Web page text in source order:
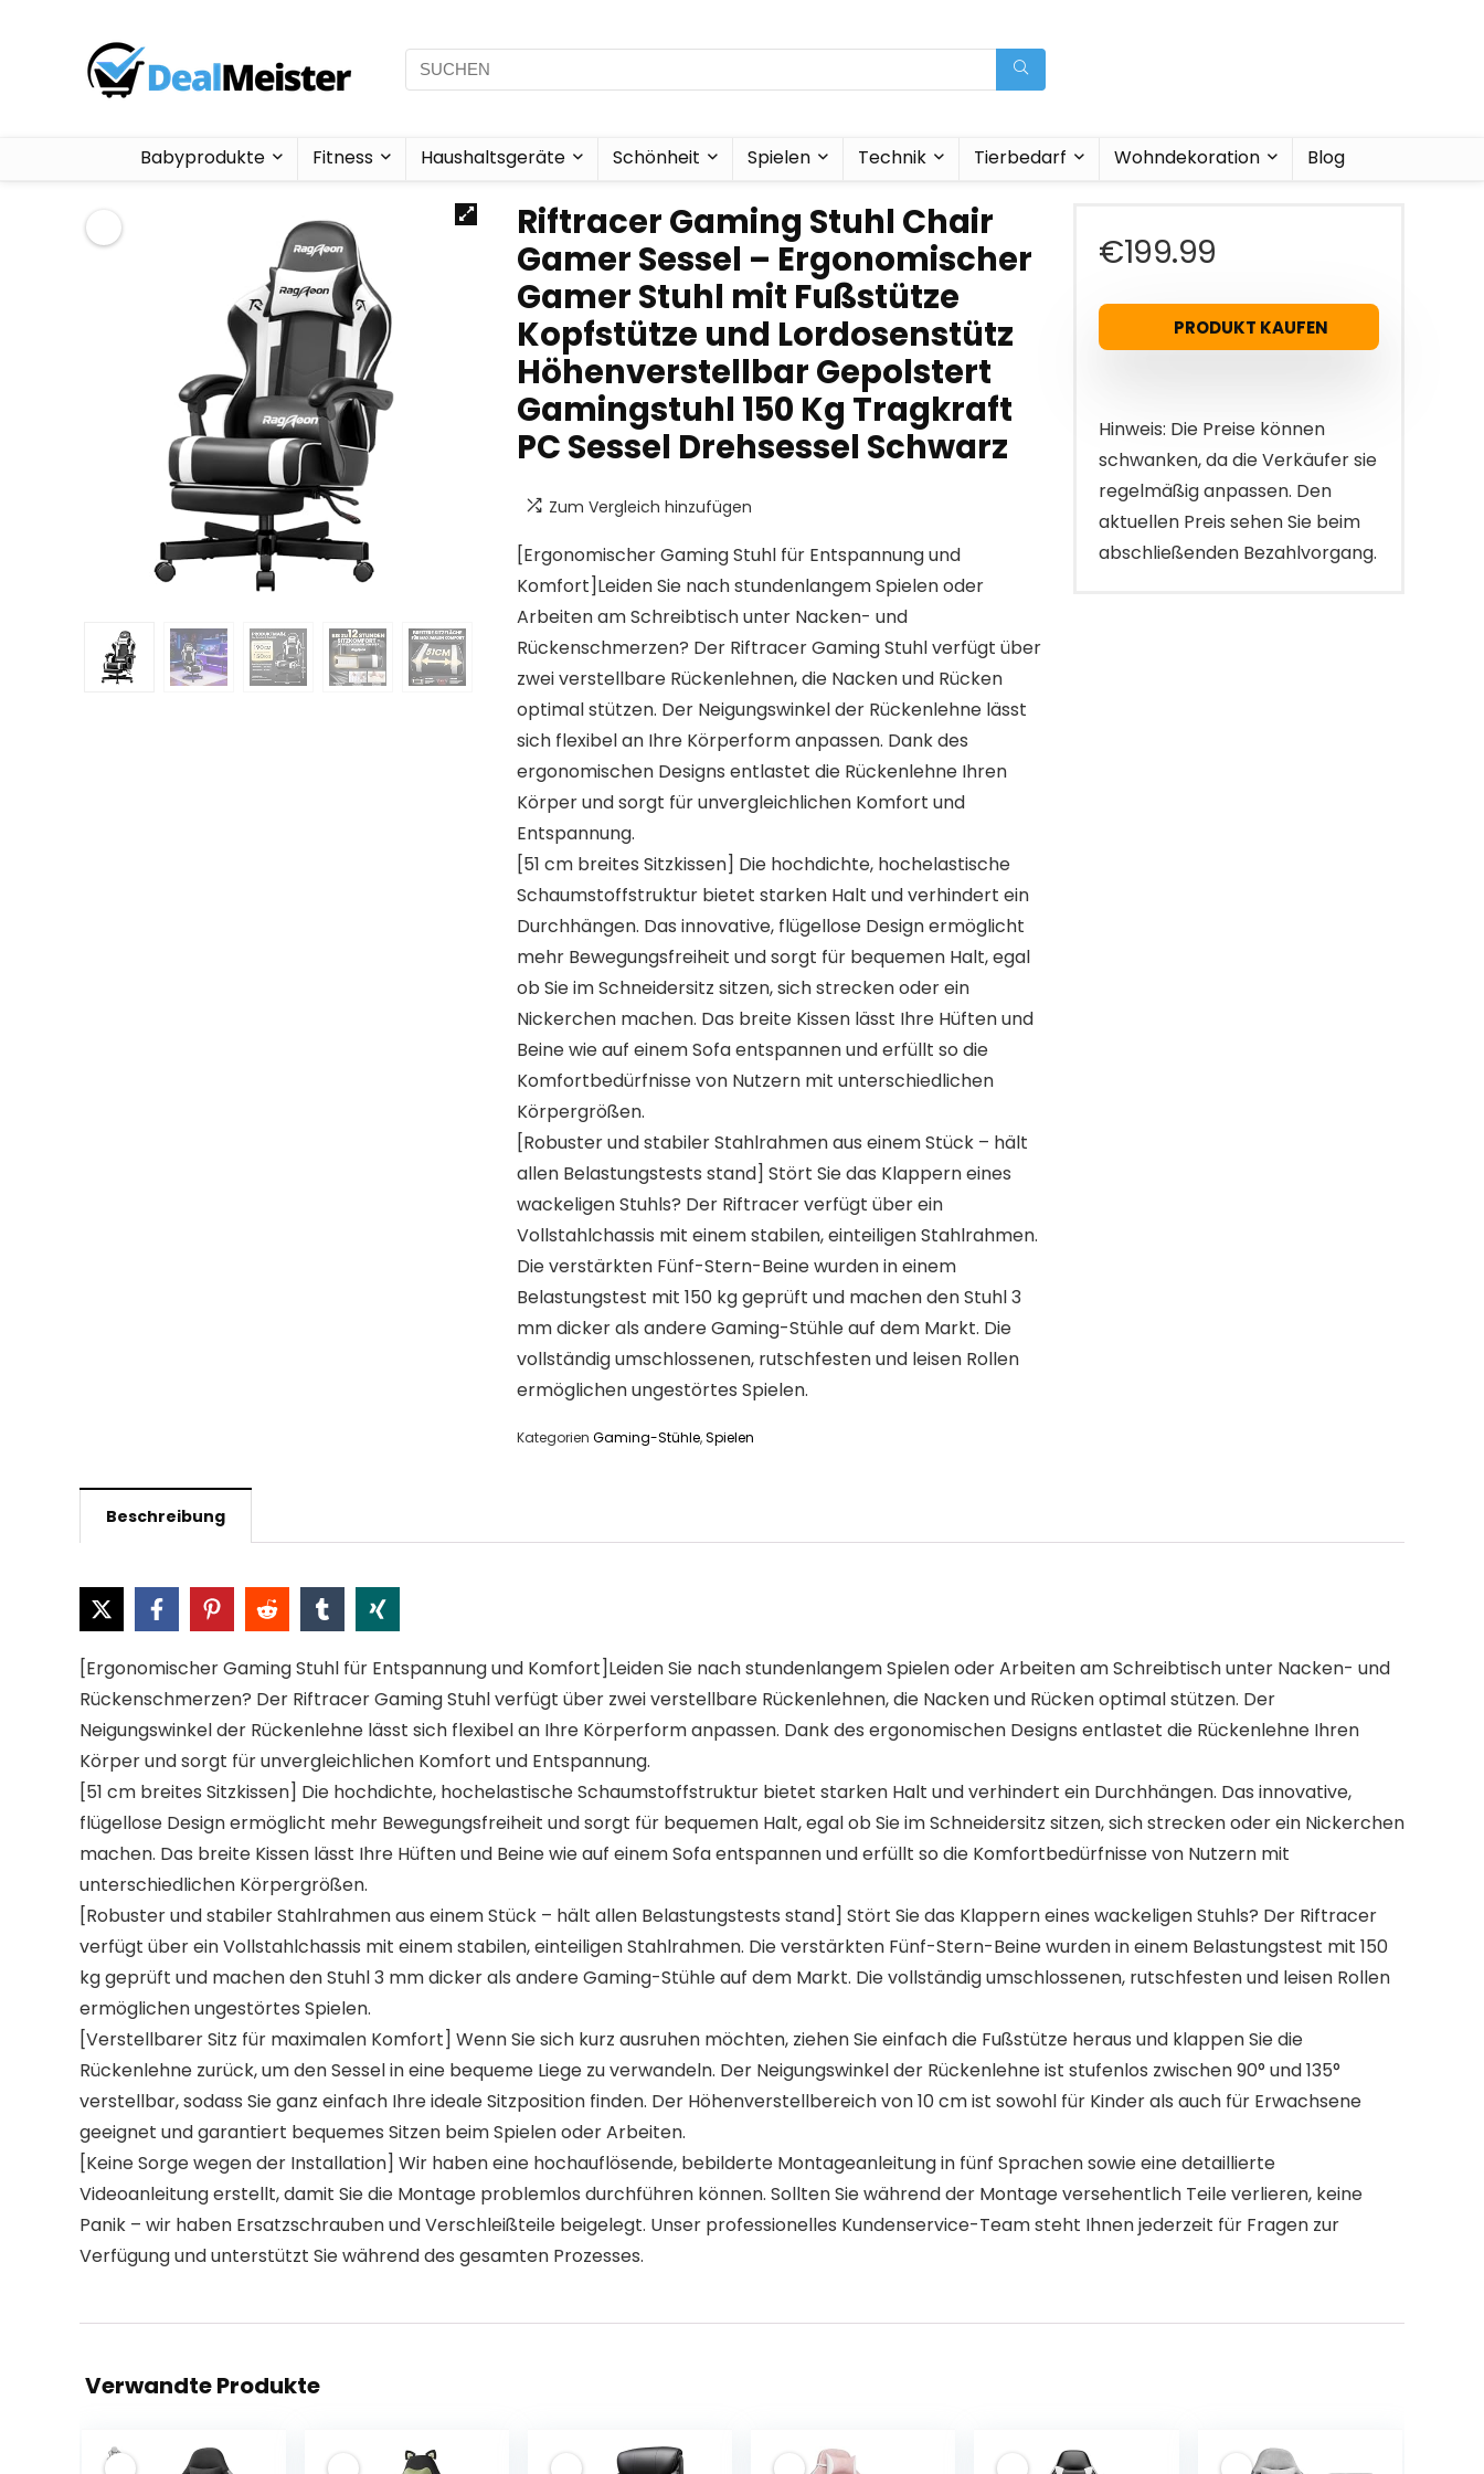
Babyprodukte Fitness Haushaltsgeräte Schönheit Spielen Technik Tierbedarf Wohndekoration Blog
Riftracer Gaming Stuhl Chair
Gamer Sessel – Ergonomischer
Gamer Stuhl mit Fußstütze
Kopfstütze und Lordosenstütz
Höhenverstellbar Gepolstert
Gamingstuhl 150 Kg Tragkraft
PC Sessel Drehsessel Schwarz
Zum Vergleich hinzufügen
[Ergonomischer Gaming Stuhl für Entspannung und
Komfort]Leiden Sie nach stundenlangem Spielen oder
Arbeiten am Schreibtisch unter Nacken- und
Rückenschmerzen? Der Riftracer Gaming Stuhl verfügt über
zwei verstellbare Rückenlehnen, die Nacken und Rücken
optimal stützen. Der Neigungswinkel der Rückenlehne lässt
sich flexibel an Ihre Körperform anpassen. Dank des
ergonomischen Designs entlastet die Rückenlehne Ihren
Körper und sorgt für unvergleichlichen Komfort und
Entspannung.
[51 cm breites Sitzkissen] Die hochdichte, hochelastische
Schaumstoffstruktur bietet starken Halt und verhindert ein
Durchhängen. Das innovative, flügellose Design ermöglicht
mehr Bewegungsfreiheit und sorgt für bequemen Halt, egal
ob Sie im Schneidersitz sitzen, sich strecken oder ein
Nickerchen machen. Das breite Kissen lässt Ihre Hüften und
Beine wie auf einem Sofa entspannen und erfüllt so die
Komfortbedürfnisse von Nutzern mit unterschiedlichen
Körpergrößen.
[Robuster und stabiler Stahlrahmen aus einem Stück – hält
allen Belastungstests stand] Stört Sie das Klappern eines
wackeligen Stuhls? Der Riftracer verfügt über ein
Vollstahlchassis mit einem stabilen, einteiligen Stahlrahmen.
Die verstärkten Fünf-Stern-Beine wurden in einem
Belastungstest mit 150 kg geprüft und machen den Stuhl 3
mm dicker als andere Gaming-Stühle auf dem Markt. Die
vollständig umschlossenen, rutschfesten und leisen Rollen
ermöglichen ungestörtes Spielen.
Kategorien Gaming-Stühle,Spielen
€199.99
PRODUKT KAUFEN
Hinweis: Die Preise können
schwanken, da die Verkäufer sie
regelmäßig anpassen. Den
aktuellen Preis sehen Sie beim
abschließenden Bezahlvorgang.
Beschreibung
[Ergonomischer Gaming Stuhl für Entspannung und Komfort]Leiden Sie nach stundenlangem Spielen oder Arbeiten am Schreibtisch unter Nacken- und
Rückenschmerzen? Der Riftracer Gaming Stuhl verfügt über zwei verstellbare Rückenlehnen, die Nacken und Rücken optimal stützen. Der
Neigungswinkel der Rückenlehne lässt sich flexibel an Ihre Körperform anpassen. Dank des ergonomischen Designs entlastet die Rückenlehne Ihren
Körper und sorgt für unvergleichlichen Komfort und Entspannung.
[51 cm breites Sitzkissen] Die hochdichte, hochelastische Schaumstoffstruktur bietet starken Halt und verhindert ein Durchhängen. Das innovative,
flügellose Design ermöglicht mehr Bewegungsfreiheit und sorgt für bequemen Halt, egal ob Sie im Schneidersitz sitzen, sich strecken oder ein Nickerchen
machen. Das breite Kissen lässt Ihre Hüften und Beine wie auf einem Sofa entspannen und erfüllt so die Komfortbedürfnisse von Nutzern mit
unterschiedlichen Körpergrößen.
[Robuster und stabiler Stahlrahmen aus einem Stück – hält allen Belastungstests stand] Stört Sie das Klappern eines wackeligen Stuhls? Der Riftracer
verfügt über ein Vollstahlchassis mit einem stabilen, einteiligen Stahlrahmen. Die verstärkten Fünf-Stern-Beine wurden in einem Belastungstest mit 150
kg geprüft und machen den Stuhl 3 mm dicker als andere Gaming-Stühle auf dem Markt. Die vollständig umschlossenen, rutschfesten und leisen Rollen
ermöglichen ungestörtes Spielen.
[Verstellbarer Sitz für maximalen Komfort] Wenn Sie sich kurz ausruhen möchten, ziehen Sie einfach die Fußstütze heraus und klappen Sie die
Rückenlehne zurück, um den Sessel in eine bequeme Liege zu verwandeln. Der Neigungswinkel der Rückenlehne ist stufenlos zwischen 90° und 135°
verstellbar, sodass Sie ganz einfach Ihre ideale Sitzposition finden. Der Höhenverstellbereich von 10 cm ist sowohl für Kinder als auch für Erwachsene
geeignet und garantiert bequemes Sitzen beim Spielen oder Arbeiten.
[Keine Sorge wegen der Installation] Wir haben eine hochauflösende, bebilderte Montageanleitung in fünf Sprachen sowie eine detaillierte
Videoanleitung erstellt, damit Sie die Montage problemlos durchführen können. Sollten Sie während der Montage versehentlich Teile verlieren, keine
Panik – wir haben Ersatzschrauben und Verschleißteile beigelegt. Unser professionelles Kundenservice-Team steht Ihnen jederzeit für Fragen zur
Verfügung und unterstützt Sie während des gesamten Prozesses.
Verwandte Produkte